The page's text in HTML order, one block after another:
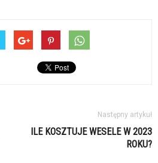
Następny artykuł
ILE KOSZTUJE WESELE W 2023
ROKU?